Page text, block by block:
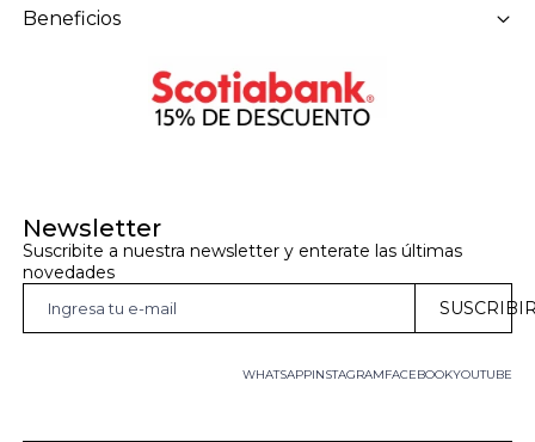
Newsletter
Suscribite a nuestra newsletter y enterate las últimas
novedades
WHATSAPP FACEBOOKYOUTUBE
INSTAGRAM
Beneficios